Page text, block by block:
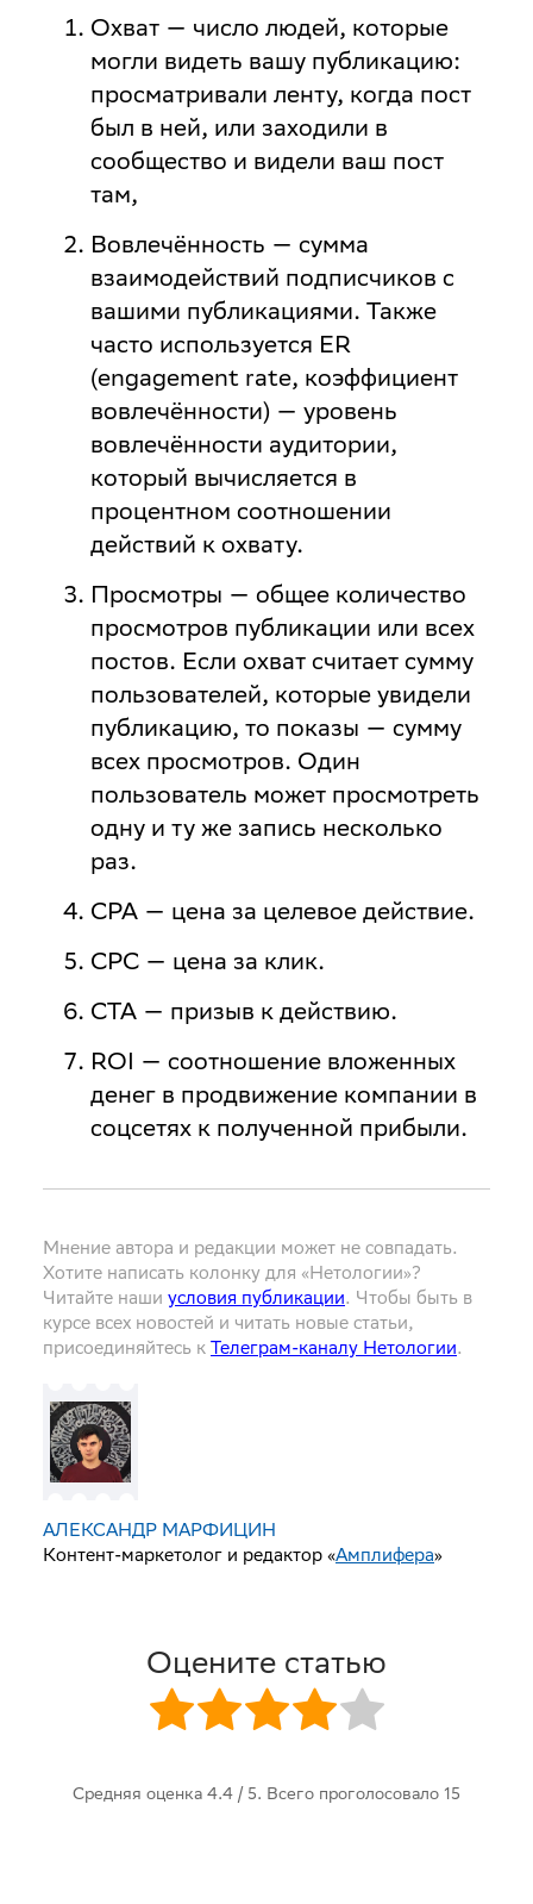
Охват — число людей, которые
могли видеть вашу публикацию:
просматривали ленту, когда пост
был в ней, или заходили в
сообщество и видели ваш пост
там,
Вовлечённость — сумма
взаимодействий подписчиков с
вашими публикациями. Также
часто используется ER
(engagement rate, коэффициент
вовлечённости) — уровень
вовлечённости аудитории,
который вычисляется в
процентном соотношении
действий к охвату.
Просмотры — общее количество
просмотров публикации или всех
постов. Если охват считает сумму
пользователей, которые увидели
публикацию, то показы — сумму
всех просмотров. Один
пользователь может просмотреть
одну и ту же запись несколько
раз.
CPA — цена за целевое действие.
CPC — цена за клик.
CTA — призыв к действию.
ROI — соотношение вложенных
денег в продвижение компании в
соцсетях к полученной прибыли.
Мнение автора и редакции может не совпадать.
Хотите написать колонку для «Нетологии»?
Читайте наши условия публикации. Чтобы быть в
курсе всех новостей и читать новые статьи,
присоединяйтесь к Телеграм-каналу Нетологии.
АЛЕКСАНДР МАРФИЦИН
Контент-маркетолог и редактор «Амплифера»
Оцените статью
Средняя оценка 4.4 / 5. Всего проголосовало 15